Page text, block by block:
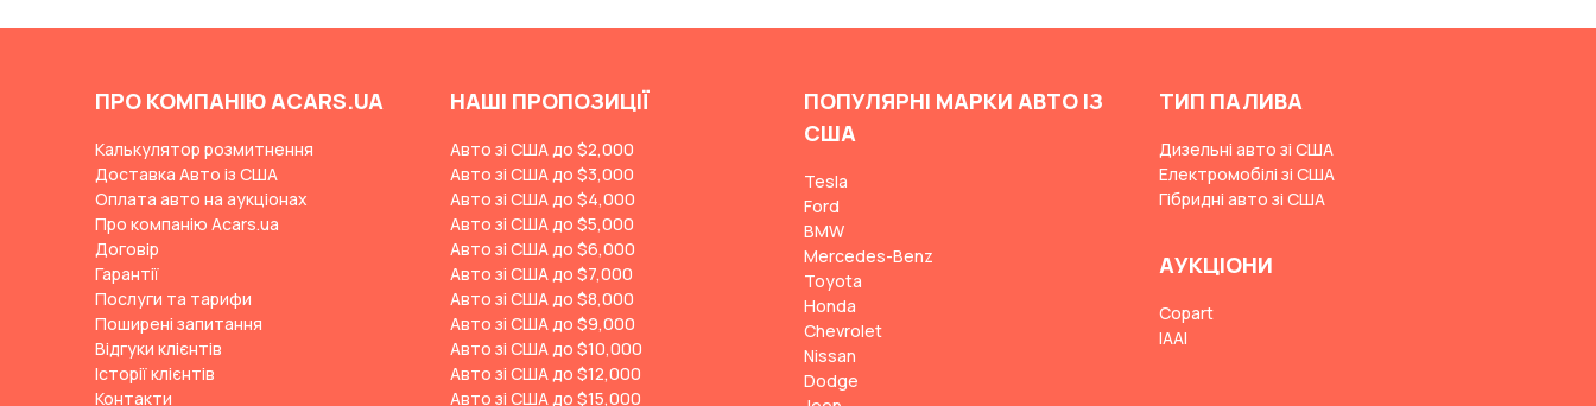
Chevrolet
Citroen
Cizeta
Coggiola
Cord
Cupra
Dacia
Dadi
ПРО КОМПАНІЮ ACARS.UA
Калькулятор розмитнення
Доставка Авто із США
Оплата авто на аукціонах
Про компанію Acars.ua
Договір
Гарантії
Послуги та тарифи
Поширені запитання
Відгуки клієнтів
Історії клієнтів
Контакти
НАШІ ПРОПОЗИЦІЇ
Авто зі США до $2,000
Авто зі США до $3,000
Авто зі США до $4,000
Авто зі США до $5,000
Авто зі США до $6,000
Авто зі США до $7,000
Авто зі США до $8,000
Авто зі США до $9,000
Авто зі США до $10,000
Авто зі США до $12,000
Авто зі США до $15,000
ПОПУЛЯРНІ МАРКИ АВТО ІЗ
США
Tesla
Ford
BMW
Mercedes-Benz
Toyota
Honda
Chevrolet
Nissan
Dodge
ТИП ПАЛИВА
Дизельні авто зі США
Електромобілі зі США
Гібридні авто зі США
АУКЦІОНИ
Copart
IAAI